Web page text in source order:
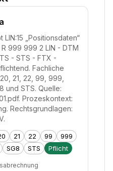
LIN:15 „Positionsdaten“
999 999 2 LIN - DTM
- STS - FTX -
Fachliche
21, 22, 99, 999,
und STS. Quelle:
Prozeskontext:
Rechtsgrundlagen:
21 22 99
999
SG8 STS Pflicht